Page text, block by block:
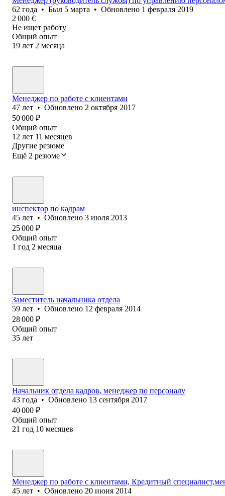
62 года • Был 5 марта • Обновлено 1 февраля 2019
2 000 €
Не ищет работу
Общий опыт
19 лет 2 месяца
Менеджер по работе с клиентами
47 лет • Обновлено 2 октября 2017
50 000 ₽
Общий опыт
12 лет 11 месяцев
Другие резюме
Ещё 2 резюме
инспектор по кадрам
45 лет • Обновлено 3 июля 2013
25 000 ₽
Общий опыт
1 год 2 месяца
Заместитель начальника отдела
59 лет • Обновлено 12 февраля 2014
28 000 ₽
Общий опыт
35 лет
Начальник отдела кадров, менеджер по персоналу
43 года • Обновлено 13 сентября 2017
40 000 ₽
Общий опыт
21 год 10 месяцев
Менеджер по работе с клиентами, Кредитный
45 лет • Обновлено 20 июня 2014